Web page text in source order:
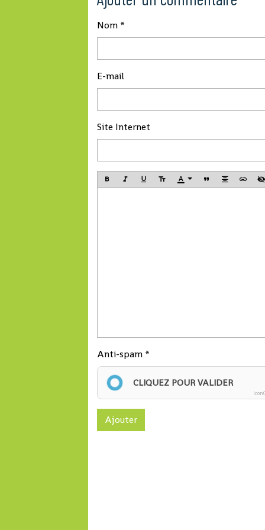
Nom
E-mail
Site Internet
Anti-spam
CLIQUEZ POUR VALIDER
Ajouter